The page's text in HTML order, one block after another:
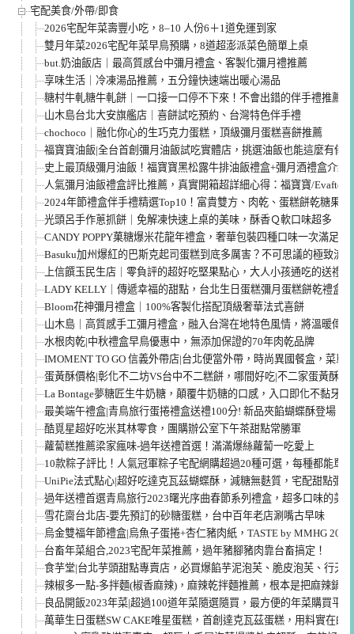
宅配美食/外帶/即食
2026宅配年菜壽豐小吃，8–10 人份6＋1道免運到家
雙月年菜2026宅配年菜早鳥預購，8道超澎派菜色簡單上桌
but.奶油飯店｜最高質感台中彌月禮盒、客製化彌月禮推薦
享味生活｜冷凍湯品推薦，五分鐘快速端出暖心湯品
糖村牛軋糖牛軋餅｜一口接一口停不下來！不會出錯的伴手禮推薦
山木島台北大安旗艦店｜喜餅試吃預約、台灣特色伴手禮
chochoco｜融化你心的生巧克力蛋糕，頂級彌月蛋糕喜餅推薦
福寶寶油飯|全台首創彌月油飯試吃實體店，挑選油飯也能這麼有儀
史上最頂級彌月油飯！福寶寶黑松露牛排油飯禮盒+彌月酒禮盒介紹
人氣彌月油飯禮盒評比推薦，真實開箱超詳細心得：福寶寶/Evafter/
2024年節禮盒伴手禮精選Top10！富貴雙方、肉乾、蛋糕餅乾糖果禮
光頭呂手作蔥抓餅｜免解凍快速上桌的美味，酥香Ｑ軟口味超多
CANDY POPPY菓糖爆米花龍年禮盒，奢華包裝四種口味一次滿足
Basuku加州爆紅的巴斯克起司蛋糕到底多厲害？不可思議的極致流
上信饌玉民生店｜零負評的超好吃堅果點心，大人小孩通吃的送禮
LADY KELLY｜傳遞幸福的甜點，台北生日蛋糕彌月蛋糕餅乾禮盒
Bloom花神彌月禮盒｜100%客製化搭配頂級奢華法式喜餅
山木島｜高質感手工彌月禮盒，融入台灣在地特色風情，將溫暖傳
水根肉乾|中秋禮盒早鳥優惠中，無添加保證的70年肉乾品牌
IMOMENT TO GO 信義外帶店|台北便當外帶，時尚異國餐盒，菜單
蛋黃酥價格|彰化不二坊VS台中不二糕餅，哪間好吃|不二家蛋黃酥評
La Bontage夢糖匠生牛奶糖，顛覆牛奶糖的口感，入口即化不黏牙
最美端午禮盒|青鳥旅行蛋捲禮盒送禮100分! 新品夾餡蝴蝶酥登場！
酷覓星超好吃米其林零食，團購辦公室下午茶甜點常勝軍
蘿蔔糕推薦梁家瘋味-過年送禮首選！滿滿爆絲蘿蔔一吃愛上
10款粽子評比！人氣冠軍粽子宅配網購超過20種可選，每種都能單
UniPie法式點心|超好吃達克瓦茲蝴蝶酥，減糖無麩質，宅配甜點彌
過年送禮首選青鳥旅行2023曙光序曲春節系列禮盒，超多口味的美
雪花齋台北店-要先預訂的砂糖蛋糕，台中百年老店涮嘴古早味
烏金雙福年節禮盒|烏魚子蛋捲+杏仁豬肉紙，TASTE by MMHG
台畜年菜組合,2023宅配年菜推薦，過年豬腳豬肉靠台畜搞定！
食芋堂|台北芋頭甜點專賣店，必買爆餡芋泥泡芙、脆皮泡芙、行天
辣椒多一點-多拌麵(椒香麻辣)，麻辣乾拌麵推薦，根本是把麻辣鍋
良品開飯2023年菜|超過100道年菜隨選隨買，最方便的年菜購買平台
萬華生日蛋糕SW CAKE唯星蛋糕，首創達克瓦茲蛋糕，用料實在的